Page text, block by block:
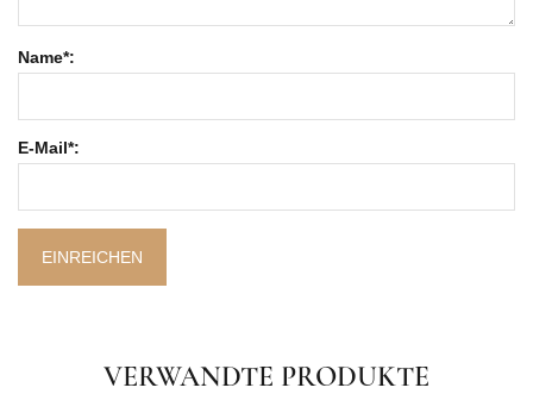
Name*:
E-Mail*:
EINREICHEN
VERWANDTE PRODUKTE